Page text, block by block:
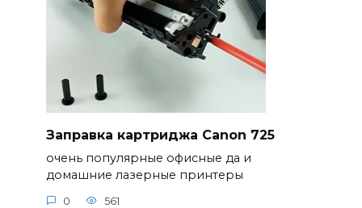
Заправка картриджа Canon 725
очень популярные офисные да и
домашние лазерные принтеры
0 561